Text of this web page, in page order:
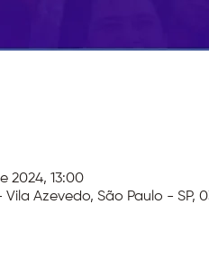
2024, 13:00
Azevedo, São Paulo - SP,